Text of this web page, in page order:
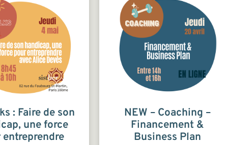
: Faire de son
une force
entreprendre
NEW – Coaching –
Financement &
Business Plan